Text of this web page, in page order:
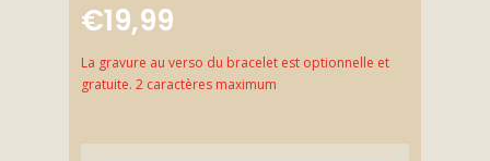
€19,99
La gravure au verso du bracelet est optionnelle et
gratuite. 2 caractères maximum